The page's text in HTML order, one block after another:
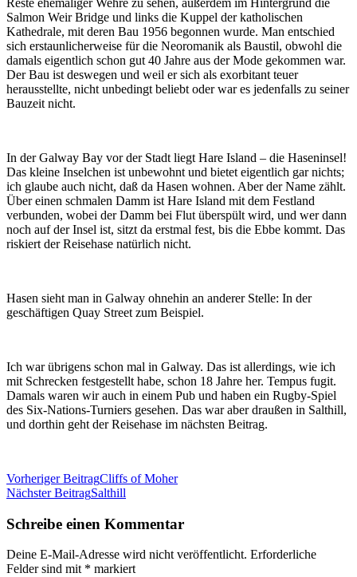
Salmon Weir Bridge und links die Kuppel der katholischen
Kathedrale, mit deren Bau 1956 begonnen wurde. Man entschied
sich erstaunlicherweise für die Neoromanik als Baustil, obwohl die
damals eigentlich schon gut 40 Jahre aus der Mode gekommen war.
Der Bau ist deswegen und weil er sich als exorbitant teuer
herausstellte, nicht unbedingt beliebt oder war es jedenfalls zu seiner
Bauzeit nicht.
In der Galway Bay vor der Stadt liegt Hare Island – die Haseninsel!
Das kleine Inselchen ist unbewohnt und bietet eigentlich gar nichts;
ich glaube auch nicht, daß da Hasen wohnen. Aber der Name zählt.
Über einen schmalen Damm ist Hare Island mit dem Festland
verbunden, wobei der Damm bei Flut überspült wird, und wer dann
noch auf der Insel ist, sitzt da erstmal fest, bis die Ebbe kommt. Das
riskiert der Reisehase natürlich nicht.
Hasen sieht man in Galway ohnehin an anderer Stelle: In der
geschäftigen Quay Street zum Beispiel.
Ich war übrigens schon mal in Galway. Das ist allerdings, wie ich
mit Schrecken festgestellt habe, schon 18 Jahre her. Tempus fugit.
Damals waren wir auch in einem Pub und haben ein Rugby-Spiel
des Six-Nations-Turniers gesehen. Das war aber draußen in Salthill,
und dorthin geht der Reisehase im nächsten Beitrag.
Beitragsnavigation
Vorheriger BeitragCliffs of Moher
Nächster BeitragSalthill
Schreibe einen Kommentar
Deine E-Mail-Adresse wird nicht veröffentlicht. Erforderliche
Felder sind mit * markiert